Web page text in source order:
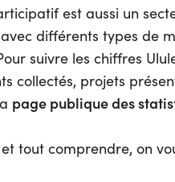
est aussi un
différents types de
suivre les chiffres
collectés, projets
page publique des
tout comprendre, on